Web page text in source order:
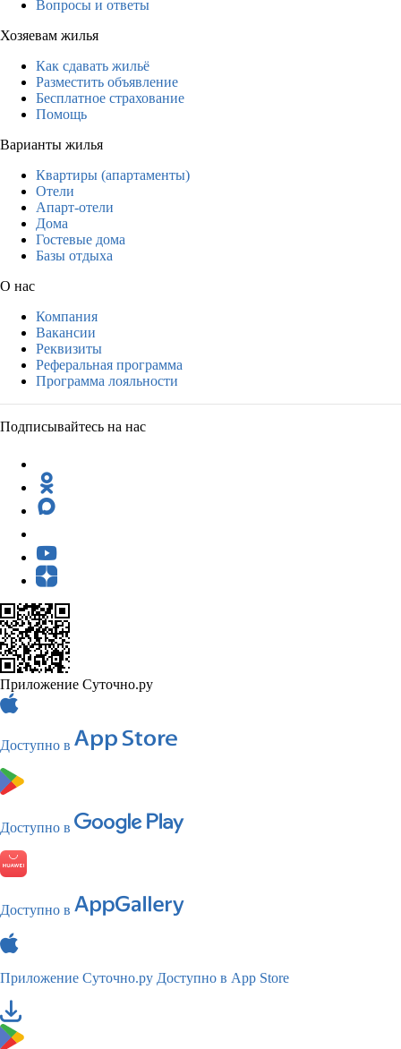
Вопросы и ответы
Хозяевам жилья
Как сдавать жильё
Разместить объявление
Бесплатное страхование
Помощь
Варианты жилья
Квартиры (апартаменты)
Отели
Апарт-отели
Дома
Гостевые дома
Базы отдыха
О нас
Компания
Вакансии
Реквизиты
Реферальная программа
Программа лояльности
Подписывайтесь на нас
Приложение Суточно.ру
Доступно в
Доступно в
Доступно в
Приложение Суточно.ру Доступно в App Store